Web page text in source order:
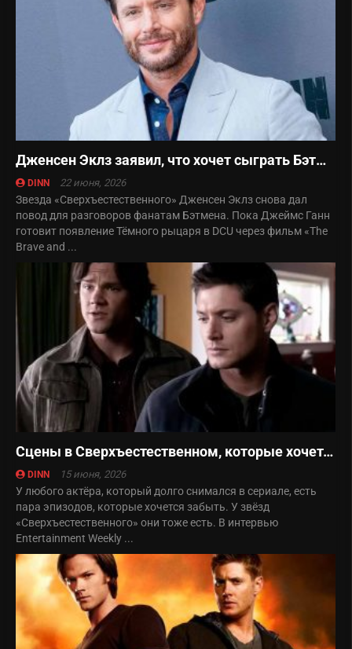
Дженсен Эклз заявил, что хочет сыграть Бэтмена
DINN 22 июня, 2026
Звезда «Сверхъестественного» Дженсен Эклз снова дал
повод для разговоров фанатам Бэтмена. Пока Джеймс Ганн
готовит появление Тёмного рыцаря в DCU через фильм «The
Brave and ...
Сцены в Сверхъестественном, которые хочется забыть
DINN 15 июня, 2026
У любого актёра, который долго снимался в сериале, есть
пара эпизодов, которые хочется забыть. У звёзд
«Сверхъестественного» они тоже есть. В интервью
Entertainment Weekly ...